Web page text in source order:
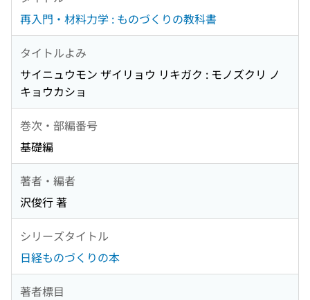
再入門・材料力学 : ものづくりの教科書
タイトルよみ
サイニュウモン ザイリョウ リキガク : モノズクリ ノ
キョウカショ
巻次・部編番号
基礎編
著者・編者
沢俊行 著
シリーズタイトル
日経ものづくりの本
著者標目